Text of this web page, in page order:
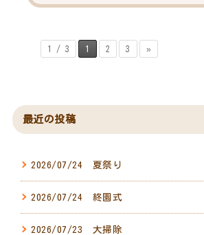
1 / 3 1 2 3 »
最近の投稿
2026/07/24 夏祭り
2026/07/24 終園式
2026/07/23 大掃除